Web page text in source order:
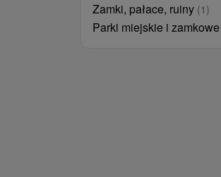
Zamki, pałace, ruiny (1)
Parki miejskie i zamkowe